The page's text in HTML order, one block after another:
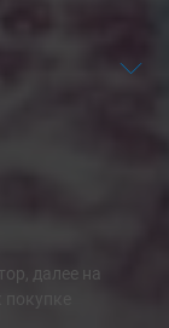
далее на